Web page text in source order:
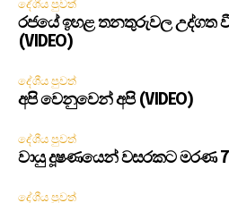
දේශීය පුවත්
රජයේ ඉහළ තනතුරුවල උද්ගත වී
(VIDEO)
දේශීය පුවත්
අපි වෙනුවෙන් අපි (VIDEO)
දේශීය පුවත්
වායු දූෂණයෙන් වසරකට මරණ
දේශීය පුවත්